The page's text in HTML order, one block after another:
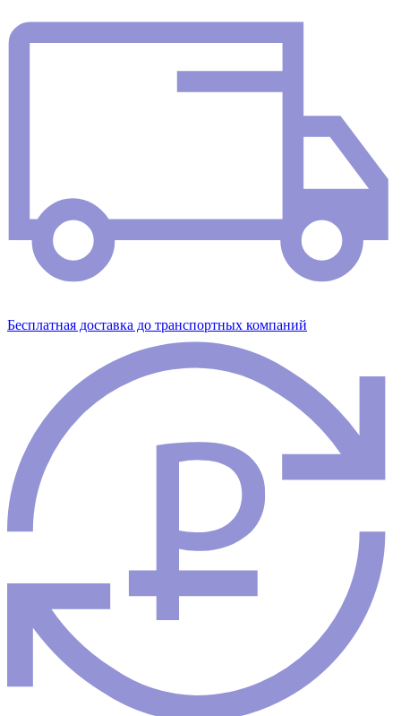
Бесплатная доставка до транспортных компаний